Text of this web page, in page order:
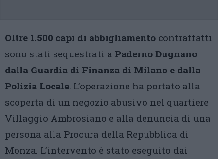
Oltre 1.500 capi di abbigliamento contraffatti
sono stati sequestrati a Paderno Dugnano
dalla Guardia di Finanza di Milano e dalla
Polizia Locale. L’operazione ha portato alla
scoperta di un negozio abusivo nel quartiere
Villaggio Ambrosiano e alla denuncia di una
persona alla Procura della Repubblica di
Monza. L’intervento è stato eseguito dai